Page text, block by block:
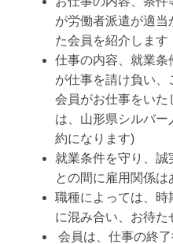
が労働者派遣が適当
た会員を紹介します
仕事の内容、就業条
が仕事を請け負い
会員がお仕事をいた
は、山形県シルバ
約になります)
就業条件を守り、誠
との間に雇用関係は
職種によっては、時
に混み合い、お待
会員は、仕事の終